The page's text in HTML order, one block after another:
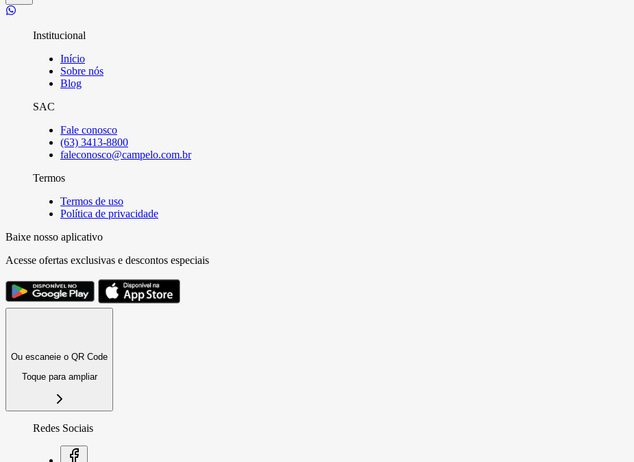
Institucional
Início
Sobre nós
Blog
SAC
Fale conosco
(63) 3413-8800
faleconosco@campelo.com.br
Termos
Termos de uso
Política de privacidade
Baixe nosso aplicativo
Acesse ofertas exclusivas e descontos especiais
Ou escaneie o QR Code
Toque para ampliar
Redes Sociais